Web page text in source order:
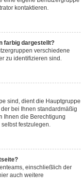
kontaktieren.
farbig dargestellt?
verschiedene
zu identifizieren sind.
sind, dient die Hauptgruppe
bei Ihnen standardmäßig
Ihnen die Berechtigung
festzulegen.
einschließlich der
auch weitere